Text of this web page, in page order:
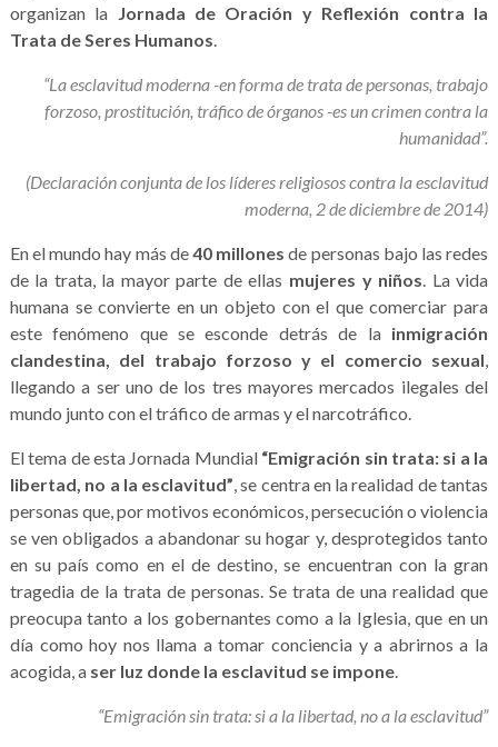
organizan la Jornada de Oración y Reflexión contra la
Trata de Seres Humanos.
“La esclavitud moderna -en forma de trata de personas, trabajo
forzoso, prostitución, tráfico de órganos -es un crimen contra la
humanidad”.
(Declaración conjunta de los líderes religiosos contra la esclavitud
moderna, 2 de diciembre de 2014)
En el mundo hay más de40 millones de personas bajo las redes
de la trata, la mayor parte de ellas mujeres y niños. La vida
humana se convierte en un objeto con el que comerciar para
este fenómeno que se esconde detrás de la inmigración
clandestina, del trabajo forzoso y el comercio sexual,
llegando a ser uno de los tres mayores mercados ilegales del
mundo junto con el tráfico de armas y el narcotráfico.
El tema de esta Jornada Mundial “Emigración sin trata: si a la
libertad, no a la esclavitud”, se centra en la realidad de tantas
personas que, por motivos económicos, persecución o violencia
se ven obligados a abandonar su hogar y, desprotegidos tanto
en su país como en el de destino, se encuentran con la gran
tragedia de la trata de personas. Se trata de una realidad que
preocupa tanto a los gobernantes como a la Iglesia, que en un
día como hoy nos llama a tomar conciencia y a abrirnos a la
acogida, a ser luz donde la esclavitud se impone.
“Emigración sin trata: si a la libertad, no a la esclavitud”